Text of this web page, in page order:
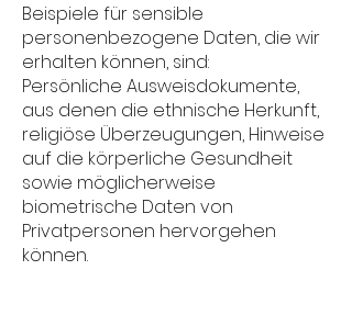
Beispiele für sensible
personenbezogene Daten, die wir
erhalten können, sind:
Persönliche Ausweisdokumente,
aus denen die ethnische Herkunft,
religiöse Überzeugungen, Hinweise
auf die körperliche Gesundheit
sowie möglicherweise
biometrische Daten von
Privatpersonen hervorgehen
können.